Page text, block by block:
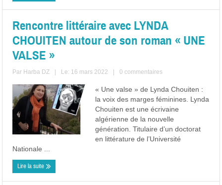
Rencontre littéraire avec LYNDA
CHOUITEN autour de son roman « UNE
VALSE »
Par Harba DZ Le: 16 mars 2022 0 commentaires
« Une valse » de Lynda Chouiten :
la voix des marges féminines. Lynda
Chouiten est une écrivaine
algérienne de la nouvelle
génération. Titulaire d’un doctorat
en littérature de l’Université
Nationale ...
Lire la suite